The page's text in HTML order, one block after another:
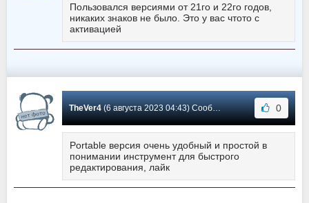
Пользовался версиями от 21го и 22го годов,
никаких знаков не было. Это у вас чтото с
активацией
TheVer4(6 августа 2023 04:43) Сообщение #556 0
Portable версия очень удобный и простой в
понимании инструмент для быстрого
редактирования, лайк